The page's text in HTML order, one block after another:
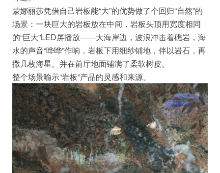
蒙娜丽莎凭借自己岩板能“大”的优势做了个回归“自然”的
场景：一块巨大的岩板放在中间，岩板头顶用宽度相同
的“巨大”LED屏播放——大海岸边，波浪冲击着礁岩，海
水的声音“哗哗”作响，岩板下用细纱铺地，伴以岩石，再
撒几枚海星。并在前厅地面铺满了柔软树皮。
整个场景喻示“岩板”产品的灵感和来源。